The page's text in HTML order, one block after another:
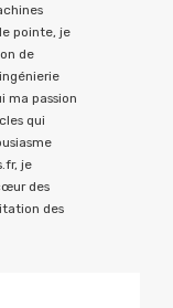
pointe, je
de
ma passion
qui
je
des
des